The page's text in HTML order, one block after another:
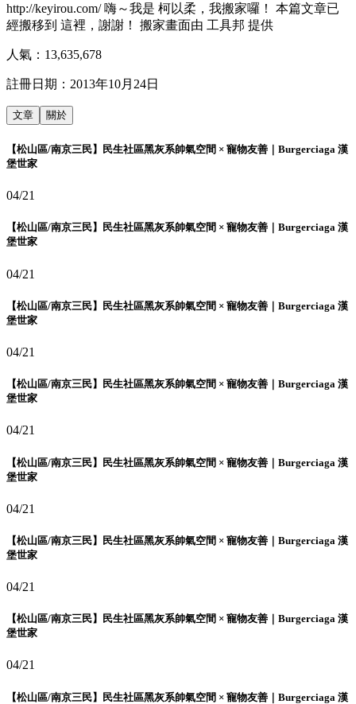
http://keyirou.com/ 嗨～我是 柯以柔，我搬家囉！ 本篇文章已
經搬移到 這裡，謝謝！ 搬家畫面由 工具邦 提供
人氣： 13,635,678
註冊日期： 2013年10月24日
文章 關於
【松山區/南京三民】民生社區黑灰系帥氣空間 × 寵物友善｜Burgerciaga 漢
堡世家
04/21
【松山區/南京三民】民生社區黑灰系帥氣空間 × 寵物友善｜Burgerciaga 漢
堡世家
04/21
【松山區/南京三民】民生社區黑灰系帥氣空間 × 寵物友善｜Burgerciaga 漢
堡世家
04/21
【松山區/南京三民】民生社區黑灰系帥氣空間 × 寵物友善｜Burgerciaga 漢
堡世家
04/21
【松山區/南京三民】民生社區黑灰系帥氣空間 × 寵物友善｜Burgerciaga 漢
堡世家
04/21
【松山區/南京三民】民生社區黑灰系帥氣空間 × 寵物友善｜Burgerciaga 漢
堡世家
04/21
【松山區/南京三民】民生社區黑灰系帥氣空間 × 寵物友善｜Burgerciaga 漢
堡世家
04/21
【松山區/南京三民】民生社區黑灰系帥氣空間 × 寵物友善｜Burgerciaga 漢